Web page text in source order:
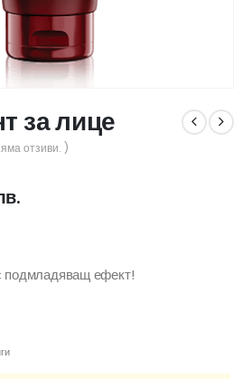
за лице
отзиви. )
подмладяващ ефект!